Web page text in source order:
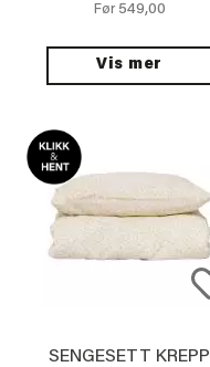
Før 549,00
Vis mer
SENGESETT KREPP